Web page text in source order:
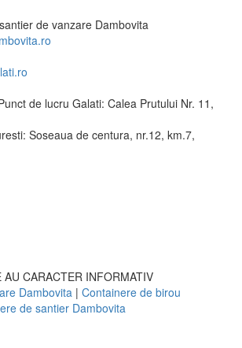
de vanzare Dambovita
de lucru Galati: Calea Prutului Nr. 11,
Soseaua de centura, nr.12, km.7,
AU CARACTER INFORMATIV
Dambovita | Containere de birou
de santier Dambovita